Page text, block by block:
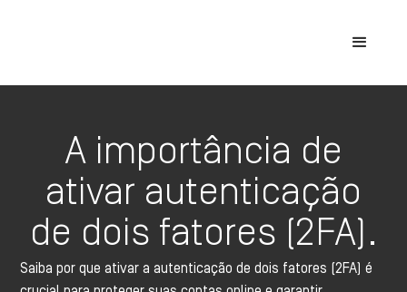
A importância de
ativar autenticação
de dois fatores (2FA).
Saiba por que ativar a autenticação de dois fatores (2FA) é